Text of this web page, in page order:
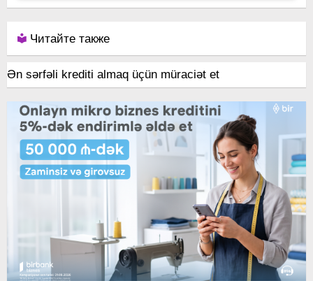
Читайте также
Ən sərfəli krediti almaq üçün müraciət et